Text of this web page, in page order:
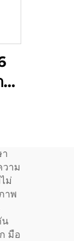
น
าม
ม่
าพ
น
มือ